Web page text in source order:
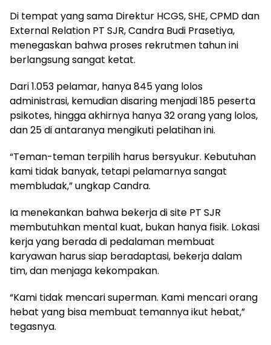
Di tempat yang sama Direktur HCGS, SHE, CPMD dan
External Relation PT SJR, Candra Budi Prasetiya,
menegaskan bahwa proses rekrutmen tahun ini
berlangsung sangat ketat.
Dari 1.053 pelamar, hanya 845 yang lolos
administrasi, kemudian disaring menjadi 185 peserta
psikotes, hingga akhirnya hanya 32 orang yang lolos,
dan 25 di antaranya mengikuti pelatihan ini.
“Teman-teman terpilih harus bersyukur. Kebutuhan
kami tidak banyak, tetapi pelamarnya sangat
membludak,” ungkap Candra.
Ia menekankan bahwa bekerja di site PT SJR
membutuhkan mental kuat, bukan hanya fisik. Lokasi
kerja yang berada di pedalaman membuat
karyawan harus siap beradaptasi, bekerja dalam
tim, dan menjaga kekompakan.
“Kami tidak mencari superman. Kami mencari orang
hebat yang bisa membuat temannya ikut hebat,”
tegasnya.